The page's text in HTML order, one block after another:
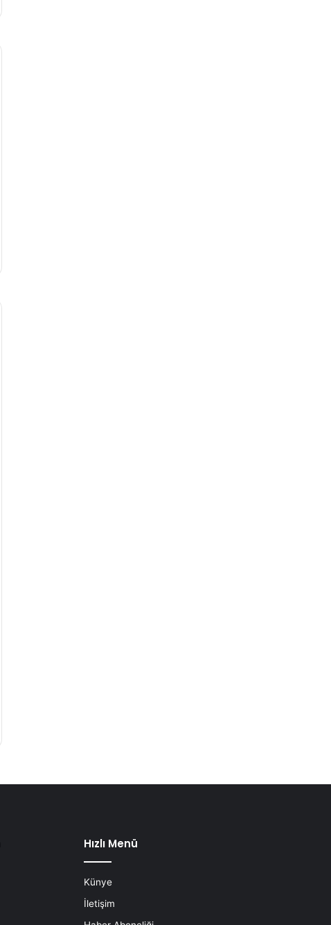
Hızlı Menü
Künye
İletişim